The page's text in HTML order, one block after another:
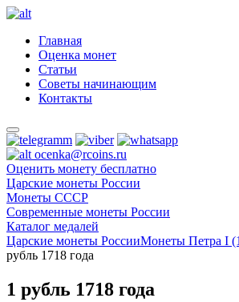
Главная
Оценка монет
Статьи
Советы начинающим
Контакты
ocenka@rcoins.ru
Оценить монету бесплатно
Царские монеты России
Монеты СССР
Современные монеты России
Каталог медалей
Царские монеты РоссииМонеты Петра I
рубль 1718 года
1 рубль 1718 года